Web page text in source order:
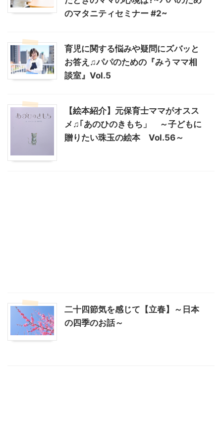
のマタニティセミナー #2~
育児に関する悩みや疑問にズバッと
お答え♫パパのための『みうママ相
談室』Vol.5
【絵本紹介】元保育士ママがオスス
メ♫｢あのひのきもち」 ～子どもに
贈りたい珠玉の絵本 Vol.56～
二十四節気を感じて【立春】～日本
の四季のお話～